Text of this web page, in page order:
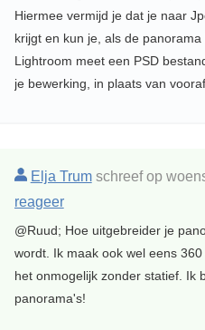
Hiermee vermijd je dat je naar
krijgt en kun je, als de
Lightroom meet een PSD
je bewerking, in plaats van
Elja Trumschreef op
reageer
@Ruud; Hoe uitgebreider je
wordt. Ik maak ook wel eens
het onmogelijk zonder statief. Ik
panorama's!